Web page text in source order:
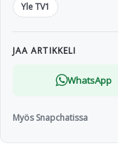
Yle TV1
JAA ARTIKKELI
WhatsApp
Myös Snapchatissa